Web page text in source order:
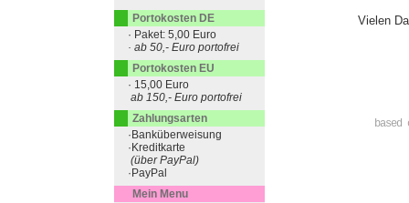
Vielen
Portokosten DE
· Paket: 5,00 Euro
· ab 50,- Euro portofrei
Portokosten EU
· 15,00 Euro
ab 150,- Euro portofrei
Zahlungsarten
·Banküberweisung
·Kreditkarte
(über PayPal)
·PayPal
Mein Menu